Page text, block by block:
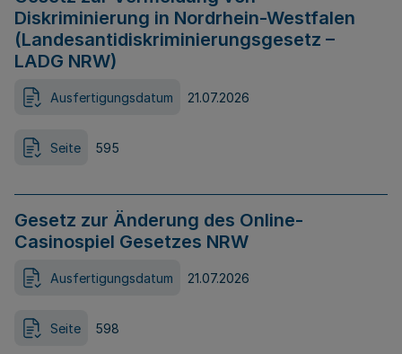
Diskriminierung in Nordrhein-Westfalen
(Landesantidiskriminierungsgesetz –
LADG NRW)
Ausfertigungsdatum 21.07.2026
Seite 595
Gesetz zur Änderung des Online-
Casinospiel Gesetzes NRW
Ausfertigungsdatum 21.07.2026
Seite 598